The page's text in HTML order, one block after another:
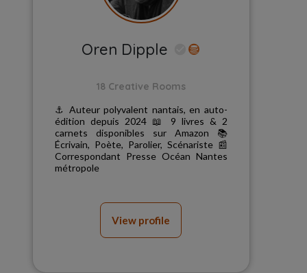
Oren Dipple
18 Creative Rooms
⚓ Auteur polyvalent nantais, en auto-
édition depuis 2024 📖 9 livres & 2
carnets disponibles sur Amazon 📚
Écrivain, Poète, Parolier, Scénariste 📰
Correspondant Presse Océan Nantes
métropole
View profile